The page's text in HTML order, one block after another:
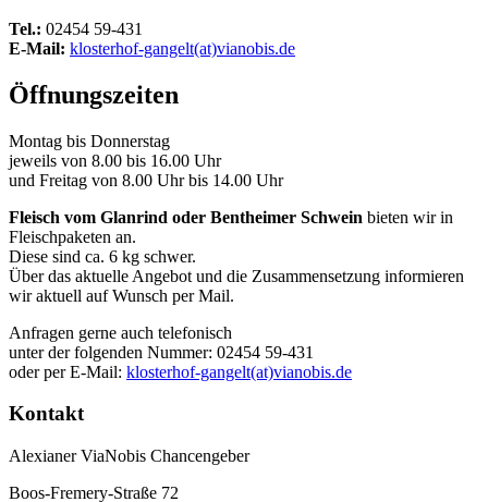
Tel.: 02454 59-431
E-Mail: klosterhof-gangelt(at)vianobis.de
Öffnungszeiten
Montag bis Donnerstag
jeweils von 8.00 bis 16.00 Uhr
und Freitag von 8.00 Uhr bis 14.00 Uhr
Fleisch vom Glanrind oder Bentheimer Schwein bieten wir in
Fleischpaketen an.
Diese sind ca. 6 kg schwer.
Über das aktuelle Angebot und die Zusammensetzung informieren
wir aktuell auf Wunsch per Mail.
Anfragen gerne auch telefonisch
unter der folgenden Nummer: 02454 59-431
oder per E-Mail: klosterhof-gangelt(at)vianobis.de
Kontakt
Alexianer ViaNobis Chancengeber
Boos-Fremery-Straße 72